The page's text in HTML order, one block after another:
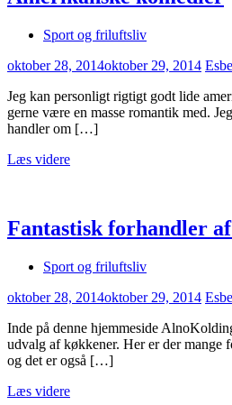
Sport og friluftsliv
oktober 28, 2014oktober 29, 2014
Jeg kan personligt rigtigt godt lide
gerne være en masse romantik med.
handler om […]
Læs videre
Fantastisk forhandler
Sport og friluftsliv
oktober 28, 2014oktober 29, 2014
Inde på denne hjemmeside
udvalg af køkkener. Her er der mange
og det er også […]
Læs videre